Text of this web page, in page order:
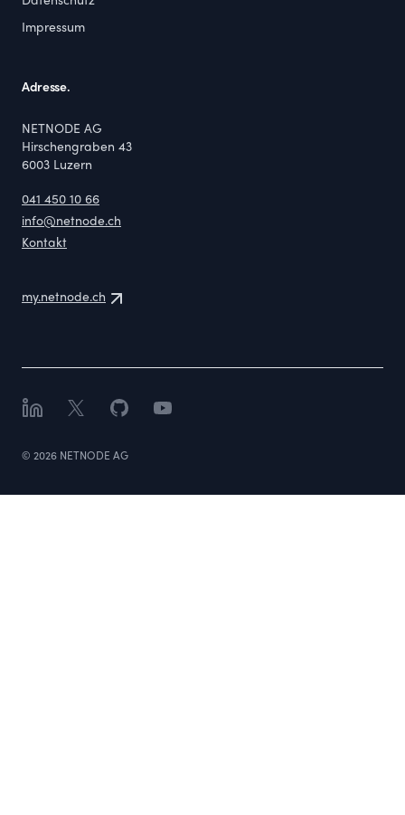
Impressum
Adresse.
NETNODE AG
Hirschengraben 43
6003 Luzern
041 450 10 66
info@netnode.ch
Kontakt
my.netnode.ch
LinkedIn
X GitHubYouTube
© 2026 NETNODE AG